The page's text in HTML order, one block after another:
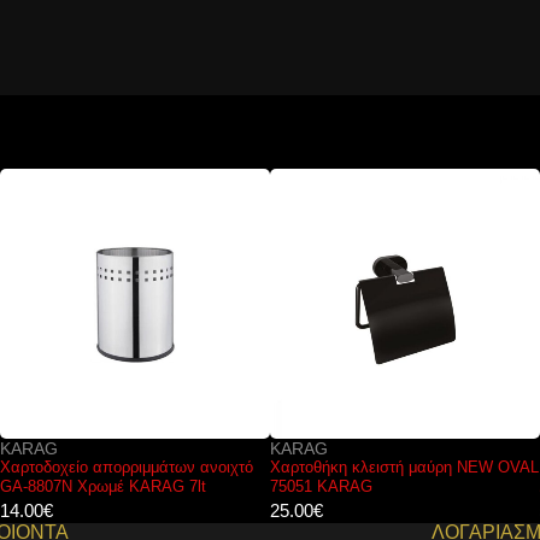
KARAG
Χαρτοθήκη κλειστή μαύρη NEW OVAL
75051 KARAG
25.00€
KARAG
Βραχίονας παροχής νερού Χρυσός
AC00903-O KARAG 33,4cm
50.00€